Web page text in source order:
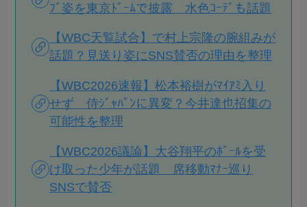
ﾌﾞ姿を東京ﾄﾞｰﾑで披露 水色ｺｰﾃﾞも話題
【WBC天覧試合】で村上宗隆の腕組みが
話題？見送り姿にSNS賛否の理由を整理
【WBC2026速報】松本裕樹がﾏｲｱﾐ入り
せず 侍ｼﾞｬﾊﾟﾝに異変？今井達也招集の
可能性を整理
【WBC2026議論】大谷翔平のﾎﾞｰﾙを受
け取った少年が話題 席移動ﾏﾅｰ巡り
SNSで賛否